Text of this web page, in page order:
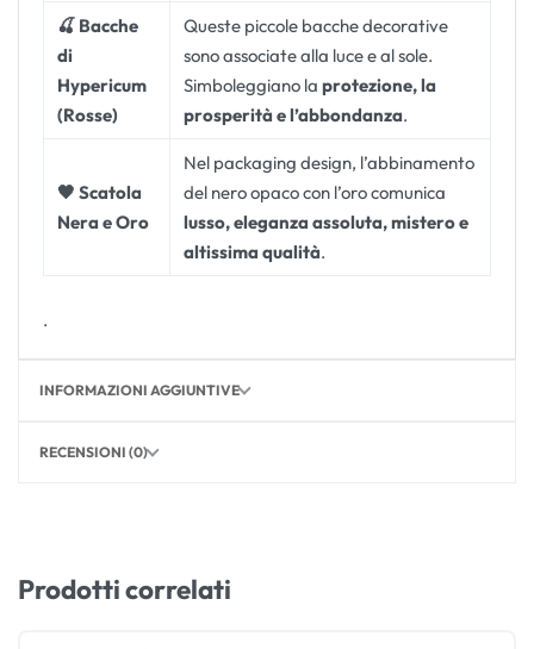
🍒 Bacche
di
Hypericum
(Rosse)
Queste piccole bacche decorative
sono associate alla luce e al sole.
Simboleggiano laprotezione, la
prosperità e l’abbondanza.
🖤 Scatola
Nera e Oro
Nel packaging design, l’abbinamento
del nero opaco con l’oro comunica
lusso, eleganza assoluta, mistero e
altissima qualità.
.
INFORMAZIONI AGGIUNTIVE
RECENSIONI (0)
Prodotti correlati